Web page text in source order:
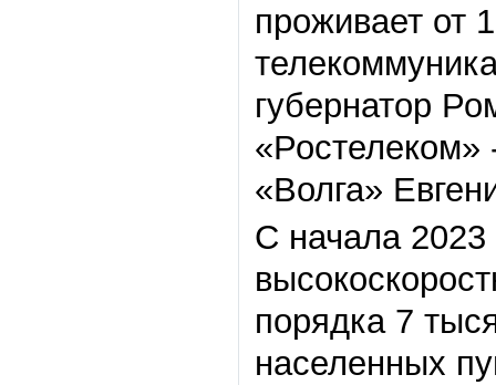
проживает от
губернатор
«Ростелеком»
«Волга»
С начала 2023
порядка 7
населенных